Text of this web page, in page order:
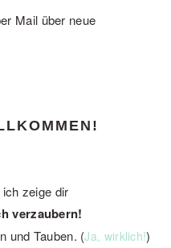
Mail über neue
zeige dir
verzaubern!
und Tauben. (Ja, wirklich!)